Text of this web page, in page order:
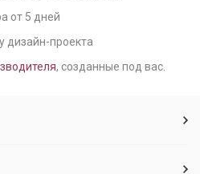
от 5 дней
дизайн-проекта
, созданные под вас.